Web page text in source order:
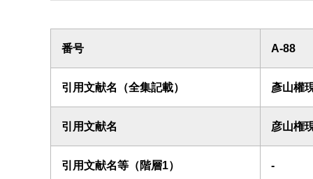
番号 A-88
引用文献名（全集記載） 彥山權
引用文献名 彦山権
引用文献名等（階層1） -